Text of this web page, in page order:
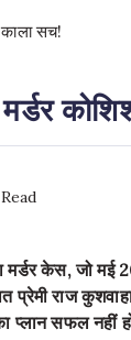
मर्डर केस, जो मई
राज कुशवाहा
प्लान सफल नहीं